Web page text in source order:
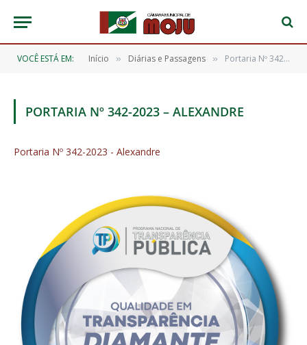
VOCÊ ESTÁ EM: Início » Diárias e Passagens » Portaria Nº 342-2023 – Alexandre
PORTARIA Nº 342-2023 – ALEXANDRE
Portaria Nº 342-2023 - Alexandre